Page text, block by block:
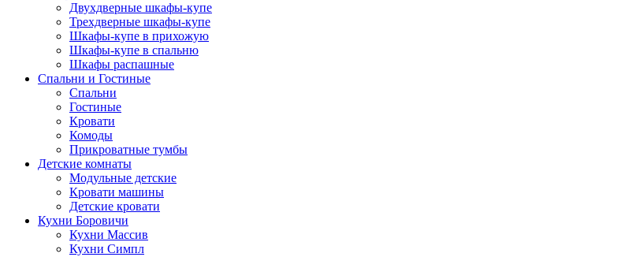
Двухдверные шкафы-купе
Трехдверные шкафы-купе
Шкафы-купе в прихожую
Шкафы-купе в спальню
Шкафы распашные
Спальни и Гостиные
Спальни
Гостиные
Кровати
Комоды
Прикроватные тумбы
Детские комнаты
Модульные детские
Кровати машины
Детские кровати
Кухни Боровичи
Кухни Массив
Кухни Симпл